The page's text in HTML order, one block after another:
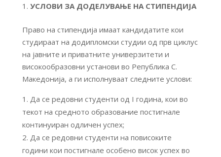
УСЛОВИ ЗА ДОДЕЛУВАЊЕ НА СТИПЕНДИЈА
Право на стипендија имаат кандидатите кои
студираат на додипломски студии од прв циклус
на јавните и приватните универзитети и
високообразовни установи во Република С.
Македонија, а ги исполнуваат следните услови:
Да се редовни студенти од I година, кои во
текот на средното образование постигнале
континуиран одличен успех;
Да се редовни студенти на повисоките
години кои постигнале особено висок успех во